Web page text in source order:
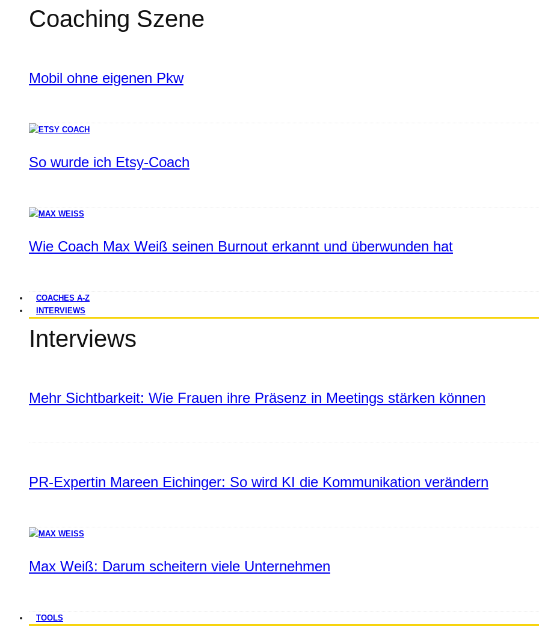
Coaching Szene
Mobil ohne eigenen Pkw
So wurde ich Etsy-Coach
Wie Coach Max Weiß seinen Burnout erkannt und überwunden hat
COACHES A-Z
INTERVIEWS
Interviews
Mehr Sichtbarkeit: Wie Frauen ihre Präsenz in Meetings stärken können
PR-Expertin Mareen Eichinger: So wird KI die Kommunikation verändern
Max Weiß: Darum scheitern viele Unternehmen
TOOLS